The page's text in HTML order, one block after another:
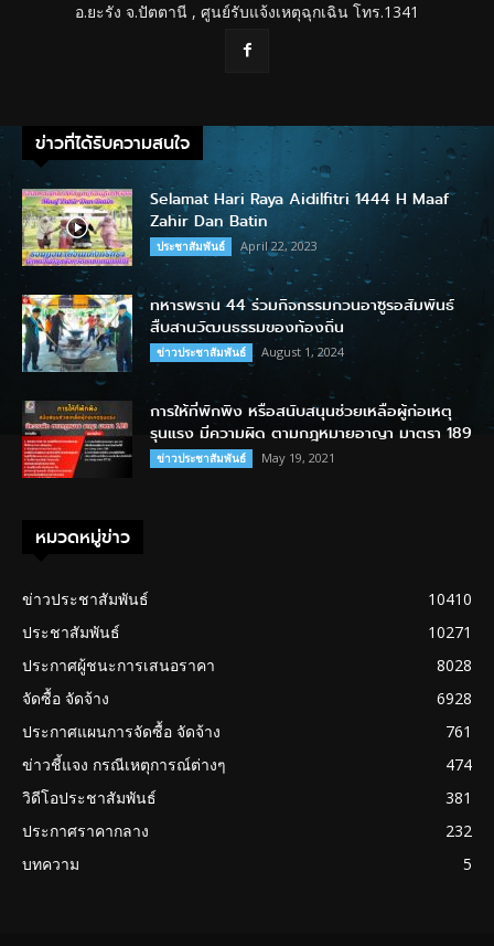
อ.ยะรัง จ.ปัตตานี , ศูนย์รับแจ้งเหตุฉุกเฉิน โทร.1341
ข่าวที่ได้รับความสนใจ
Selamat Hari Raya Aidilfitri 1444 H Maaf
Zahir Dan Batin
ประชาสัมพันธ์ April 22, 2023
ทหารพราน 44 ร่วมกิจกรรมกวนอาซูรอสัมพันธ์
สืบสานวัฒนธรรมของท้องถิ่น
ข่าวประชาสัมพันธ์ August 1, 2024
การให้ที่พักพิง หรือสนับสนุนช่วยเหลือผู้ก่อเหตุ
รุนแรง มีความผิด ตามกฎหมายอาญา มาตรา 189
ข่าวประชาสัมพันธ์ May 19, 2021
หมวดหมู่ข่าว
ข่าวประชาสัมพันธ์
10410
ประชาสัมพันธ์
10271
ประกาศผู้ชนะการเสนอราคา
8028
จัดซื้อ จัดจ้าง
6928
ประกาศแผนการจัดซื้อ จัดจ้าง
761
ข่าวชี้แจง กรณีเหตุการณ์ต่างๆ
474
วิดีโอประชาสัมพันธ์
381
ประกาศราคากลาง
232
บทความ
5